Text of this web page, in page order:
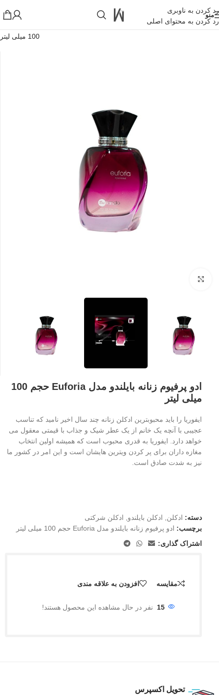
رد کردن به ناوبری
رد کردن به محتوای اصلی
منو
خانه» فروشگاه اینترنتی واکارنا
100 میلی لیتر
ادو پرفیوم زنانه بایلندو مدل Euforia حجم 100
میلی لیتر
ایفوریا را باید محبوبترین ادکلن زنانه چند سال اخیر نامید که تناسب
عجیبی با آنچه یک خانم از یک عطر شیک و جذاب با قیمتی معقول می
خواهد دارد. ایفوریا به قدری محبوب است که همیشه اولین انتخاب
مغازه داران برای پر کردن ویترین هایشان است و این امر در کشور ما
نیز به شدت صادق است.
دسته: ادکلن ادکلن بایلندو
ادکلن شرکتی
برچسب: ادو پرفیوم زنانه بایلندو مدل Euforia حجم 100 میلی لیتر
اشتراک گذاری:
مقایسه افزودن به علاقه مندی
15 نفر در حال مشاهده این محصول هستند!
تحویل اکسپرس